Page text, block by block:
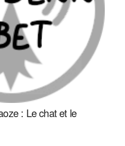
: Le chat et le